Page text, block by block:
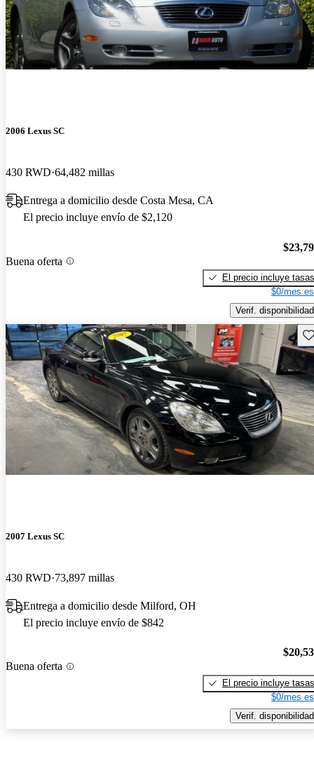
2006 Lexus SC
430 RWD 64,482 millas
Entrega a domicilio desde Costa Mesa, CA
El precio incluye envío de $2,120
Buena oferta
El precio incluye tasas
$0/mes
Verif. disponibilidad
2007 Lexus SC
430 RWD 73,897 millas
Entrega a domicilio desde Milford, OH
El precio incluye envío de $842
Buena oferta
El precio incluye tasas
$0/mes
Verif. disponibilidad